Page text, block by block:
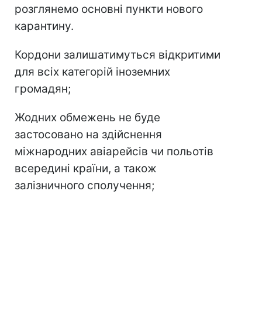
розглянемо основні пункти нового
карантину.
Кордони залишатимуться відкритими
для всіх категорій іноземних
громадян;
Жодних обмежень не буде
застосовано на здійснення
міжнародних авіарейсів чи польотів
всередині країни, а також
залізничного сполучення;